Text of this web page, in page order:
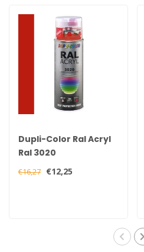
Dupli-Color Ral Acryl
Ral 3020
Verkeersrood
€16,27 €12,25